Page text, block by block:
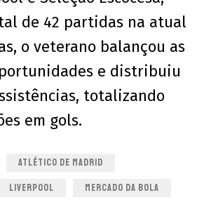
de 42 partidas na atual
o veterano balançou as
e distribuiu
totalizando
em gols.
ATLÉTICO DE MADRID
LIVERPOOL MERCADO DA BOLA